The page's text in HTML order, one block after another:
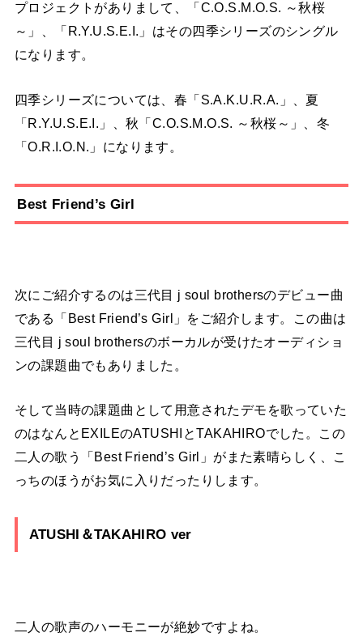
プロジェクトがありまして、「C.O.S.M.O.S. ～秋桜
～」、「R.Y.U.S.E.I.」はその四季シリーズのシングル
になります。
四季シリーズについては、春「S.A.K.U.R.A.」、夏
「R.Y.U.S.E.I.」、秋「C.O.S.M.O.S. ～秋桜～」、冬
「O.R.I.O.N.」になります。
Best Friend’s Girl
次にご紹介するのは三代目 j soul brothersのデビュー曲
である「Best Friend’s Girl」をご紹介します。この曲は
三代目 j soul brothersのボーカルが受けたオーディショ
ンの課題曲でもありました。
そして当時の課題曲として用意されたデモを歌っていた
のはなんとEXILEのATUSHIとTAKAHIROでした。この
二人の歌う「Best Friend’s Girl」がまた素晴らしく、こ
っちのほうがお気に入りだったりします。
ATUSHI＆TAKAHIRO ver
二人の歌声のハーモニーが絶妙ですよね。